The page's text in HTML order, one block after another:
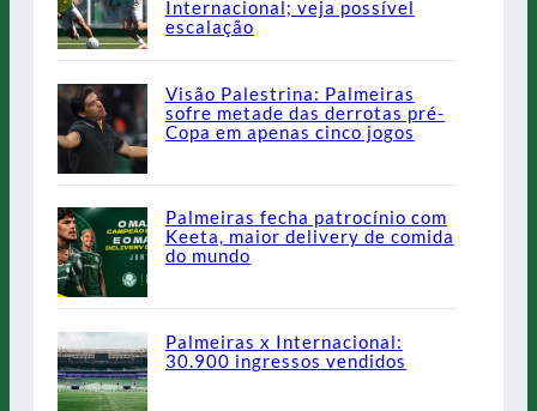
Internacional; veja possível
escalação
Visão Palestrina: Palmeiras
sofre metade das derrotas pré-
Copa em apenas cinco jogos
Palmeiras fecha patrocínio com
Keeta, maior delivery de comida
do mundo
Palmeiras x Internacional:
30.900 ingressos vendidos